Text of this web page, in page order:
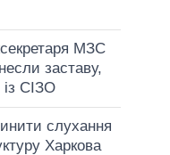
МЗС
заставу,
СІЗО
слухання
Харкова